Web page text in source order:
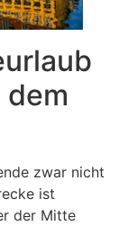
zwar nicht
ist
der Mitte